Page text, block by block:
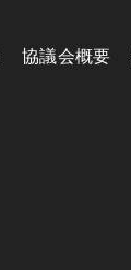
協議会概要